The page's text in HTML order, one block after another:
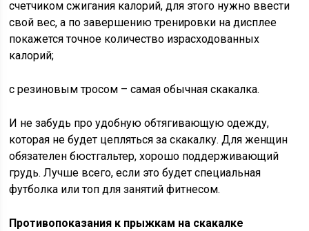
счетчиком сжигания калорий, для этого нужно ввести
свой вес, а по завершению тренировки на дисплее
покажется точное количество израсходованных
калорий;
с резиновым тросом – самая обычная скакалка.
И не забудь про удобную обтягивающую одежду,
которая не будет цепляться за скакалку. Для женщин
обязателен бюстгальтер, хорошо поддерживающий
грудь. Лучше всего, если это будет специальная
футболка или топ для занятий фитнесом.
Противопоказания к прыжкам на скакалке